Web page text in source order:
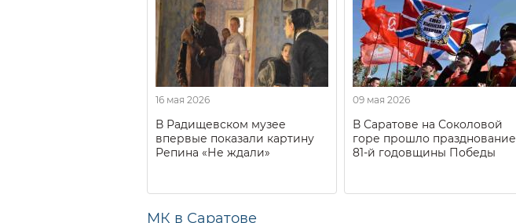
16 мая 2026
В Радищевском музее
впервые показали картину
Репина «Не ждали»
09 мая 2026
В Саратове на Соколовой
горе прошло празднование
81-й годовщины Победы
МК в Саратове